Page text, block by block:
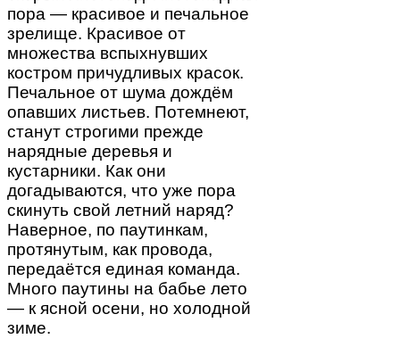
пора — красивое и печальное
зрелище. Красивое от
множества вспыхнувших
костром причудливых красок.
Печальное от шума дождём
опавших листьев. Потемнеют,
станут строгими прежде
нарядные деревья и
кустарники. Как они
догадываются, что уже пора
скинуть свой летний наряд?
Наверное, по паутинкам,
протянутым, как провода,
передаётся единая команда.
Много паутины на бабье лето
— к ясной осени, но холодной
зиме.